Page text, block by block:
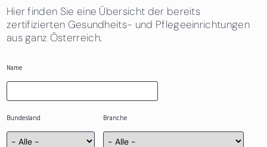
Das sind wir
News & Events
Hier finden Sie eine Übersicht der bereits
zertifizierten Gesundheits- und Pflegeeinrichtungen
aus ganz Österreich.
Name
Bundesland Branche